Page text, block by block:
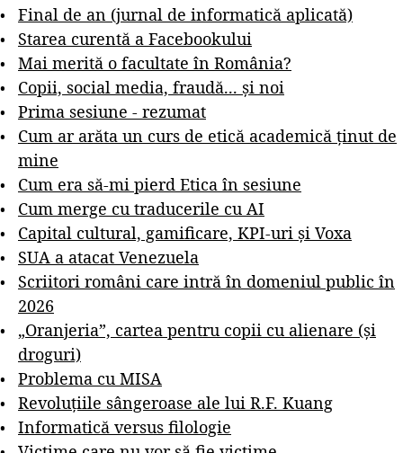
Final de an (jurnal de informatică aplicată)
Starea curentă a Facebookului
Mai merită o facultate în România?
Copii, social media, fraudă... și noi
Prima sesiune - rezumat
Cum ar arăta un curs de etică academică ținut de
mine
Cum era să-mi pierd Etica în sesiune
Cum merge cu traducerile cu AI
Capital cultural, gamificare, KPI-uri și Voxa
SUA a atacat Venezuela
Scriitori români care intră în domeniul public în
2026
„Oranjeria”, cartea pentru copii cu alienare (și
droguri)
Problema cu MISA
Revoluțiile sângeroase ale lui R.F. Kuang
Informatică versus filologie